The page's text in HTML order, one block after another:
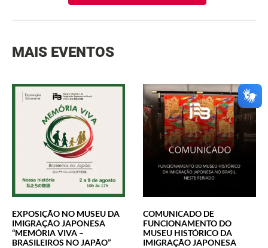
MAIS EVENTOS
EXPOSIÇÃO NO MUSEU DA
IMIGRAÇÃO JAPONESA
“MEMÓRIA VIVA –
BRASILEIROS NO JAPÃO”
COMUNICADO DE
FUNCIONAMENTO DO
MUSEU HISTÓRICO DA
IMIGRAÇÃO JAPONESA